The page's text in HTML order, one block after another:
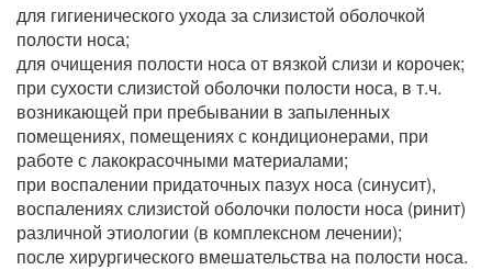
для гигиенического ухода за слизистой оболочкой
полости носа;
для очищения полости носа от вязкой слизи и корочек;
при сухости слизистой оболочки полости носа, в т.ч.
возникающей при пребывании в запыленных
помещениях, помещениях с кондиционерами, при
работе с лакокрасочными материалами;
при воспалении придаточных пазух носа (синусит),
воспалениях слизистой оболочки полости носа (ринит)
различной этиологии (в комплексном лечении);
после хирургического вмешательства на полости носа.